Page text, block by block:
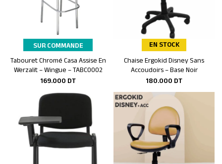
SUR COMMANDE
Ajouter au panier
Tabouret Chromé Casa Assise En
Werzalit – Wingue – TABC0002
169.000 DT
EN STOCK
Ajouter au panier
Chaise Ergokid Disney Sans
Accoudoirs – Base Noir
180.000 DT